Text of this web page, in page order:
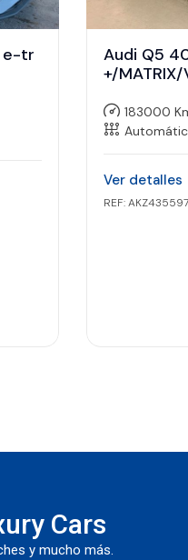
e-tr
Audi Q5
+/MATRIX/
183000
Ver detalles
REF:
Cars
y mucho más.